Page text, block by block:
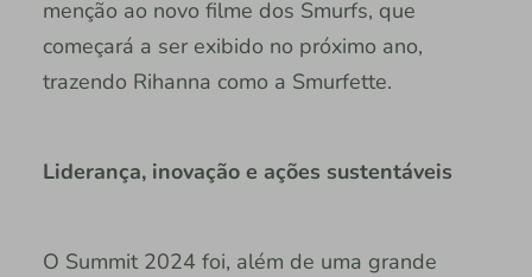
menção ao novo filme dos Smurfs, que
começará a ser exibido no próximo ano,
trazendo Rihanna como a Smurfette.
Liderança, inovação e ações sustentáveis
O Summit 2024 foi, além de uma grande